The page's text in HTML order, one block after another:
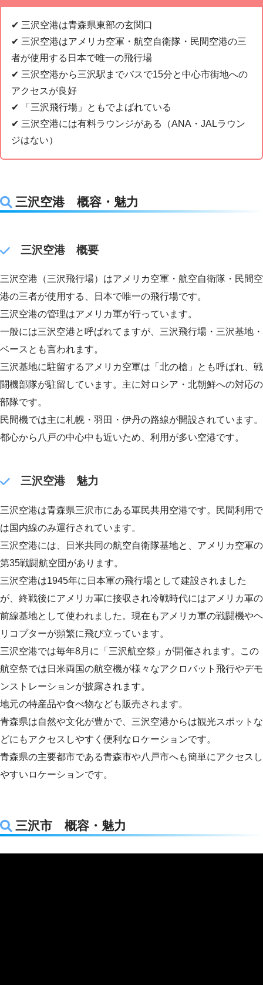
✔︎ 三沢空港は青森県東部の玄関口
✔︎ 三沢空港はアメリカ空軍・航空自衛隊・民間空港の三
者が使用する日本で唯一の飛行場
✔︎ 三沢空港から三沢駅までバスで15分と中心市街地への
アクセスが良好
✔︎ 「三沢飛行場」ともでよばれている
✔︎ 三沢空港には有料ラウンジがある（ANA・JALラウン
ジはない）
三沢空港 概容・魅力
三沢空港 概要
三沢空港（三沢飛行場）はアメリカ空軍・航空自衛隊・民間空
港の三者が使用する、日本で唯一の飛行場です。
三沢空港の管理はアメリカ軍が行っています。
一般には三沢空港と呼ばれてますが、三沢飛行場・三沢基地・
ベースとも言われます。
三沢基地に駐留するアメリカ空軍は「北の槍」とも呼ばれ、戦
闘機部隊が駐留しています。主に対ロシア・北朝鮮への対応の
部隊です。
民間機では主に札幌・羽田・伊丹の路線が開設されています。
都心から八戸の中心中も近いため、利用が多い空港です。
三沢空港 魅力
三沢空港は青森県三沢市にある軍民共用空港です。民間利用で
は国内線のみ運行されています。
三沢空港には、日米共同の航空自衛隊基地と、アメリカ空軍の
第35戦闘航空団があります。
三沢空港は1945年に日本軍の飛行場として建設されました
が、終戦後にアメリカ軍に接収され冷戦時代にはアメリカ軍の
前線基地として使われました。現在もアメリカ軍の戦闘機やヘ
リコプターが頻繁に飛び立っています。
三沢空港では毎年8月に「三沢航空祭」が開催されます。この
航空祭では日米両国の航空機が様々なアクロバット飛行やデモ
ンストレーションが披露されます。
地元の特産品や食べ物なども販売されます。
青森県は自然や文化が豊かで、三沢空港からは観光スポットな
どにもアクセスしやすく便利なロケーションです。
青森県の主要都市である青森市や八戸市へも簡単にアクセスし
やすいロケーションです。
三沢市 概容・魅力